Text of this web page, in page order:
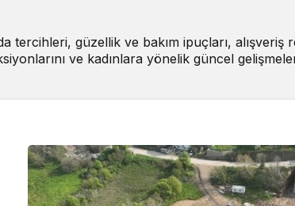
güzellik ve bakım ipuçları, alışveriş
ve kadınlara yönelik güncel